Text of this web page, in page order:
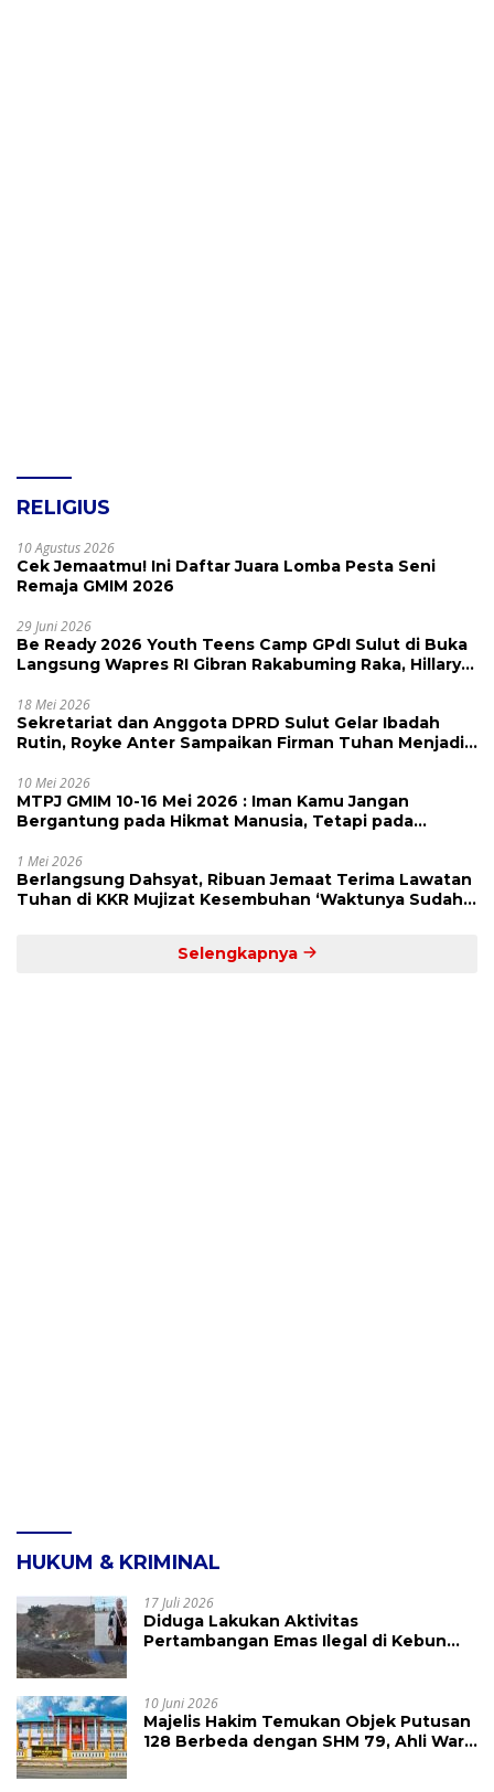
RELIGIUS
10 Agustus 2026
Cek Jemaatmu! Ini Daftar Juara Lomba Pesta Seni
Remaja GMIM 2026
29 Juni 2026
Be Ready 2026 Youth Teens Camp GPdI Sulut di Buka
Langsung Wapres RI Gibran Rakabuming Raka, Hillary
18 Mei 2026
Sekretariat dan Anggota DPRD Sulut Gelar Ibadah
Rutin, Royke Anter Sampaikan Firman Tuhan Menjadi
10 Mei 2026
MTPJ GMIM 10-16 Mei 2026 : Iman Kamu Jangan
Bergantung pada Hikmat Manusia, Tetapi pada
1 Mei 2026
Berlangsung Dahsyat, Ribuan Jemaat Terima Lawatan
Tuhan di KKR Mujizat Kesembuhan ‘Waktunya Sudah
Selengkapnya
HUKUM & KRIMINAL
17 Juli 2026
Diduga Lakukan Aktivitas
Pertambangan Emas Ilegal di Kebun
10 Juni 2026
Majelis Hakim Temukan Objek Putusan
128 Berbeda dengan SHM 79, Ahli Waris